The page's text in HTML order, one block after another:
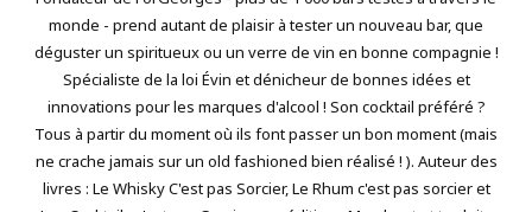
monde - prend autant de plaisir à tester un nouveau bar, que
déguster un spiritueux ou un verre de vin en bonne compagnie !
Spécialiste de la loi Évin et dénicheur de bonnes idées et
innovations pour les marques d'alcool ! Son cocktail préféré ?
Tous à partir du moment où ils font passer un bon moment (mais
ne crache jamais sur un old fashioned bien réalisé ! ). Auteur des
livres : Le Whisky C'est pas Sorcier, Le Rhum c'est pas sorcier et